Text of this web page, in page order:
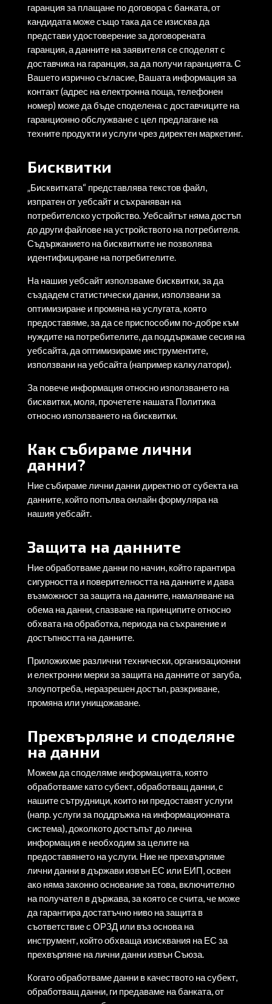
гаранция за плащане по договора с банката, от
кандидата може също така да се изисква да
представи удостоверение за договорената
гаранция, а данните на заявителя се споделят с
доставчика на гаранция, за да получи гаранцията. С
Вашето изрично съгласие, Вашата информация за
контакт (адрес на електронна поща, телефонен
номер) може да бъде споделена с доставчиците на
гаранционно обслужване с цел предлагане на
техните продукти и услуги чрез директен маркетинг.
Бисквитки
„Бисквитката“ представлява текстов файл,
изпратен от уебсайт и съхраняван на
потребителско устройство. Уебсайтът няма достъп
до други файлове на устройството на потребителя.
Съдържанието на бисквитките не позволява
идентифициране на потребителите.
На нашия уебсайт използваме бисквитки, за да
създадем статистически данни, използвани за
оптимизиране и промяна на услугата, която
предоставяме, за да се приспособим по-добре към
нуждите на потребителите, да поддържаме сесия на
уебсайта, да оптимизираме инструментите,
използвани на уебсайта (например калкулатори).
За повече информация относно използването на
бисквитки, моля, прочетете нашата Политика
относно използването на бисквитки.
Как събираме лични
данни?
Ние събираме лични данни директно от субекта на
данните, който попълва онлайн формуляра на
нашия уебсайт.
Защита на данните
Ние обработваме данни по начин, който гарантира
сигурността и поверителността на данните и дава
възможност за защита на данните, намаляване на
обема на данни, спазване на принципите относно
обхвата на обработка, периода на съхранение и
достъпността на данните.
Приложихме различни технически, организационни
и електронни мерки за защита на данните от загуба,
злоупотреба, неразрешен достъп, разкриване,
промяна или унищожаване.
Прехвърляне и споделяне
на данни
Можем да споделяме информацията, която
обработваме като субект, обработващ данни, с
нашите сътрудници, които ни предоставят услуги
(напр. услуги за поддръжка на информационната
система), доколкото достъпът до лична
информация е необходим за целите на
предоставянето на услуги. Ние не прехвърляме
лични данни в държави извън ЕС или ЕИП, освен
ако няма законно основание за това, включително
на получател в държава, за която се счита, че може
да гарантира достатъчно ниво на защита в
съответствие с ОРЗД или въз основа на
инструмент, който обхваща изисквания на ЕС за
прехвърляне на лични данни извън Съюза.
Когато обработваме данни в качеството на субект,
обработващ данни, ги предаваме на банката, от